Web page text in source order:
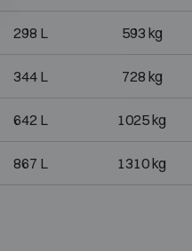
298 L 593 kg
344 L 728 kg
642 L 1025 kg
867 L 1310 kg